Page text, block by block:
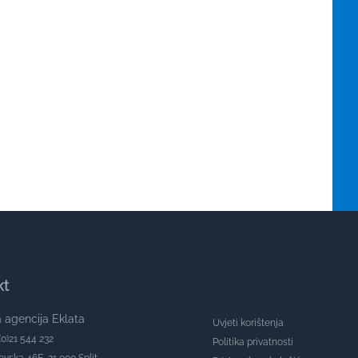
agencija Eklata
544 232
Uvjeti korištenja
Politika privatnosti